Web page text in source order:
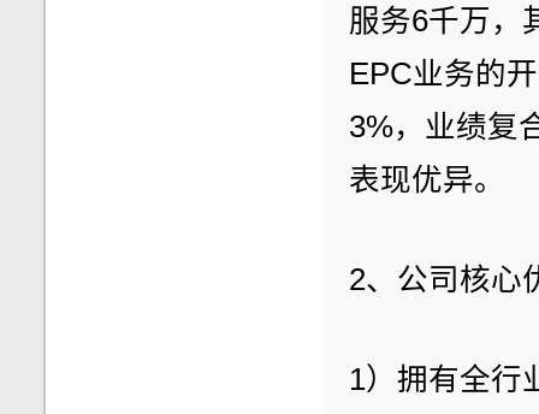
服务6千万，
EPC业务的
3%，业绩复
表现优异。
2、公司核心
1）拥有全行